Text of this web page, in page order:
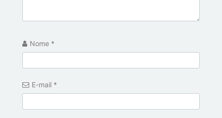
Nome *
E-mail *